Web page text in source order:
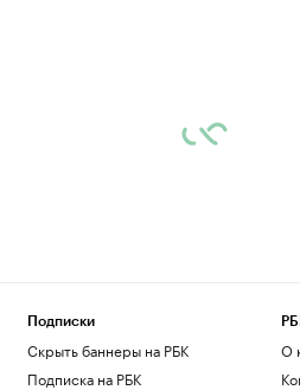
Подписки
Скрыть баннеры на РБК
Подписка на РБК
О